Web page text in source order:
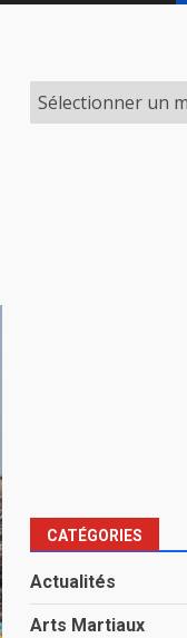
CATÉGORIES
Actualités
Arts Martiaux